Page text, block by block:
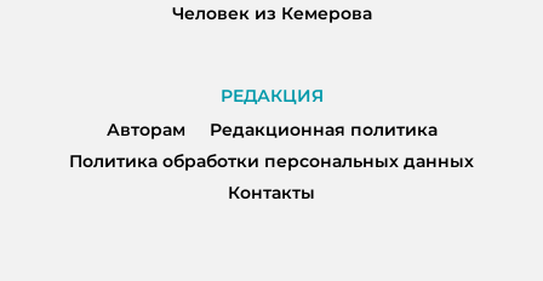
Человек из Кемерова
РЕДАКЦИЯ
Авторам
Редакционная политика
Политика обработки персональных данных
Контакты